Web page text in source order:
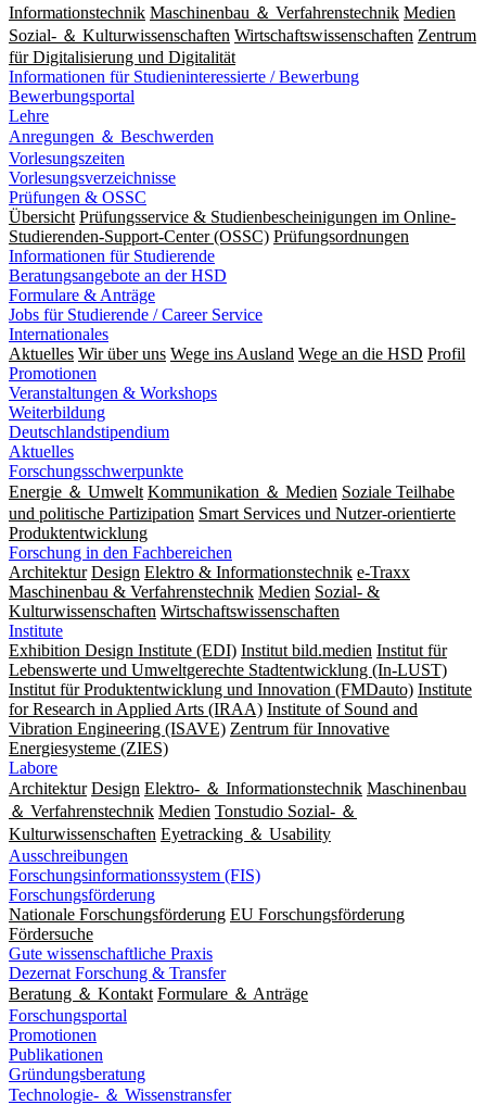
Informationstechnik Maschinenbau ＆ Verfahrenstechnik Medien
Sozial- ＆ Kulturwissenschaften Wirtschaftswissenschaften Zentrum
für Digitalisierung und Digitalität
Informationen für Studieninteressierte / Bewerbung
Bewerbungsportal
Lehre
Anregungen ＆ Beschwerden
Vorlesungszeiten
Vorlesungsverzeichnisse
Prüfungen & OSSC
Übersicht Prüfungsservice & Studienbescheinigungen im Online-
Studierenden-Support-Center (OSSC) Prüfungsordnungen
Informationen für Studierende
Beratungsangebote an der HSD
Formulare & Anträge
Jobs für Studierende / Career Service
Internationales
Aktuelles Wir über uns Wege ins Ausland Wege an die HSD Profil
Promotionen
Veranstaltungen & Workshops
Weiterbildung
Deutschlandstipendium
Aktuelles
Forschungsschwerpunkte
Energie ＆ Umwelt Kommunikation ＆ Medien Soziale Teilhabe
und politische Partizipation Smart Services und Nutzer-orientierte
Produktentwicklung
Forschung in den Fachbereichen
Architektur Design Elektro & Informationstechnik e-Traxx
Maschinenbau & Verfahrenstechnik Medien Sozial- &
Kulturwissenschaften Wirtschaftswissenschaften
Institute
Exhibition Design Institute (EDI) Institut bild.medien Institut für
Lebenswerte und Umweltgerechte Stadtentwicklung (In-LUST)
Institut für Produktentwicklung und Innovation (FMDauto) Institute
for Research in Applied Arts (IRAA) Institute of Sound and
Vibration Engineering (ISAVE) Zentrum für Innovative
Energiesysteme (ZIES)
Labore
Architektur Design Elektro- ＆ Informationstechnik Maschinenbau
＆ Verfahrenstechnik Medien Tonstudio Sozial- ＆
Kulturwissenschaften Eyetracking ＆ Usability
Ausschreibungen
Forschungsinformationssystem (FIS)
Forschungsförderung
Nationale Forschungsförderung EU Forschungsförderung
Fördersuche
Gute wissenschaftliche Praxis
Dezernat Forschung & Transfer
Beratung ＆ Kontakt Formulare ＆ Anträge
Forschungsportal
Promotionen
Publikationen
Gründungsberatung
Technologie- ＆ Wissenstransfer